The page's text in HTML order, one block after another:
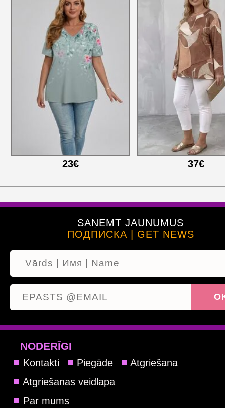
23€ 37€
SAŅEMT JAUNUMUS
ПОДПИСКА | GET NEWS
NODERĪGI
Kontakti Piegāde
Atgriešana
Atgriešanas veidlapa
Par mums